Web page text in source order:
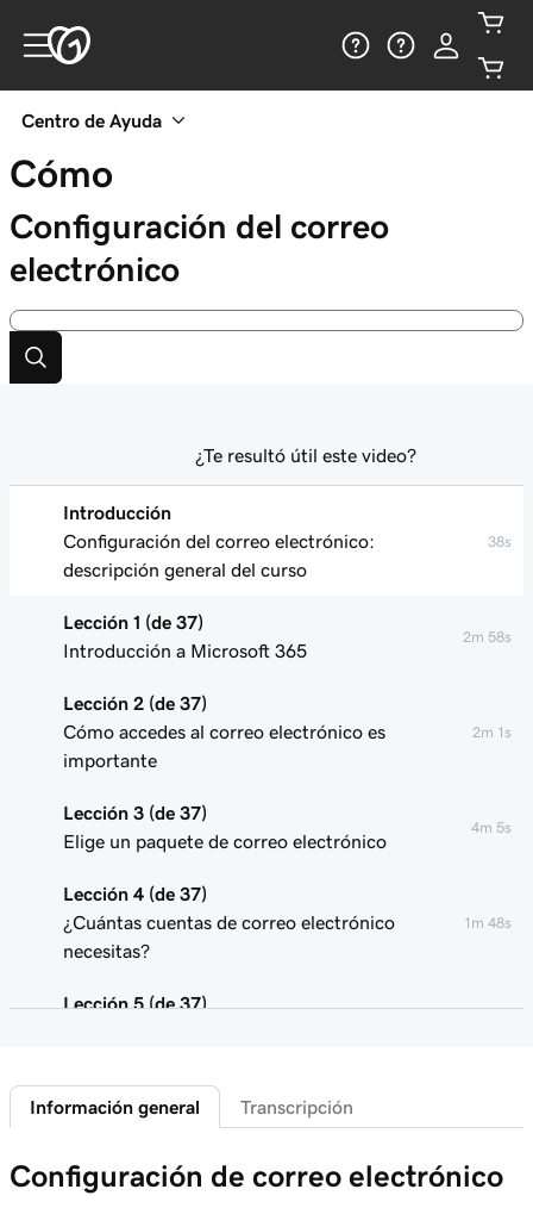
Centro de Ayuda
Cómo
Configuración del correo
electrónico
Introducción
Configuración del correo electrónico:
descripción general del curso
38s
Lección 1 (de 37)
Introducción a Microsoft 365
2m 58s
Lección 2 (de 37)
Cómo accedes al correo electrónico es
importante
2m 1s
Lección 3 (de 37)
Elige un paquete de correo electrónico
4m 5s
Lección 4 (de 37)
¿Cuántas cuentas de correo electrónico
necesitas?
1m 48s
Lección 5 (de 37)
Lección 6 (de 37)
correo electrónico
¿Te resultó útil este video?
Información general Transcripción
Configuración de correo electrónico